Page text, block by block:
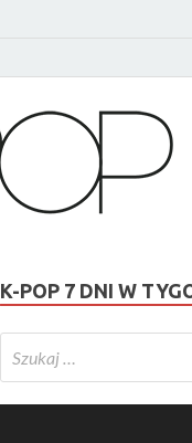
K-POP 7 DNI W